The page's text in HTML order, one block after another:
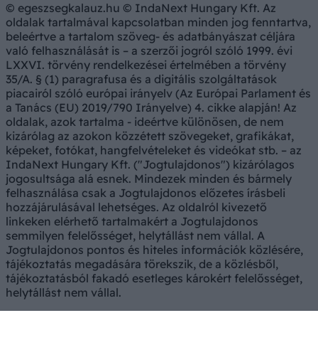
© egeszsegkalauz.hu © IndaNext Hungary Kft. Az
oldalak tartalmával kapcsolatban minden jog fenntartva,
beleértve a tartalom szöveg- és adatbányászat céljára
való felhasználását is – a szerzői jogról szóló 1999. évi
LXXVI. törvény rendelkezései értelmében a törvény
35/A. § (1) paragrafusa és a digitális szolgáltatások
piacairól szóló európai irányelv (Az Európai Parlament és
a Tanács (EU) 2019/790 Irányelve) 4. cikke alapján! Az
oldalak, azok tartalma - ideértve különösen, de nem
kizárólag az azokon közzétett szövegeket, grafikákat,
képeket, fotókat, hangfelvételeket és videókat stb. – az
IndaNext Hungary Kft. ("Jogtulajdonos") kizárólagos
jogosultsága alá esnek. Mindezek minden és bármely
felhasználása csak a Jogtulajdonos előzetes írásbeli
hozzájárulásával lehetséges. Az oldalról kivezető
linkeken elérhető tartalmakért a Jogtulajdonos
semmilyen felelősséget, helytállást nem vállal. A
Jogtulajdonos pontos és hiteles információk közlésére,
tájékoztatás megadására törekszik, de a közlésből,
tájékoztatásból fakadó esetleges károkért felelősséget,
helytállást nem vállal.